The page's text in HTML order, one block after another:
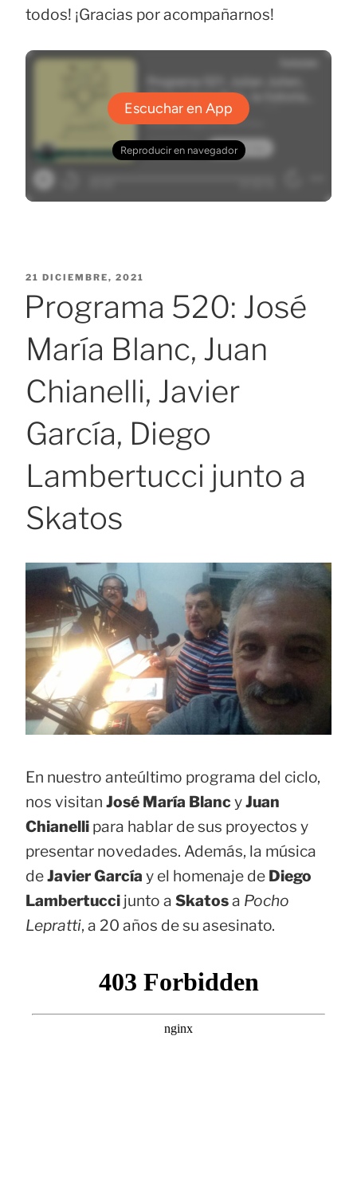
todos! ¡Gracias por acompañarnos!
PUBLICADO
21 DICIEMBRE, 2021
Programa 520: José
María Blanc, Juan
Chianelli, Javier
García, Diego
Lambertucci junto a
Skatos
En nuestro anteúltimo programa del ciclo,
nos visitan José María Blanc yJuan
Chianelli para hablar de sus proyectos y
presentar novedades. Además, la música
deJavier García y el homenaje de Diego
Lambertucci junto a Skatosa Pocho
Lepratti, a 20 años de su asesinato.